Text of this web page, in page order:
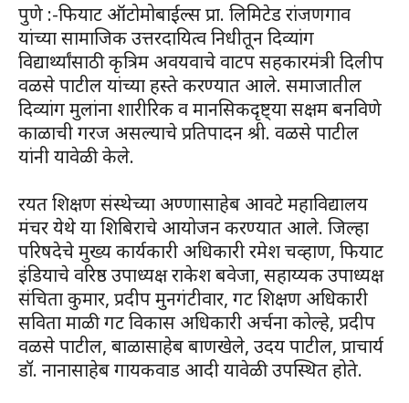
पुणे :-फियाट ऑटोमोबाईल्स प्रा. लिमिटेड रांजणगाव
यांच्या सामाजिक उत्तरदायित्व निधीतून दिव्यांग
विद्यार्थ्यांसाठी कृत्रिम अवयवाचे वाटप सहकारमंत्री दिलीप
वळसे पाटील यांच्या हस्ते करण्यात आले. समाजातील
दिव्यांग मुलांना शारीरिक व मानसिकदृष्ट्या सक्षम बनविणे
काळाची गरज असल्याचे प्रतिपादन श्री. वळसे पाटील
यांनी यावेळी केले.
रयत शिक्षण संस्थेच्या अण्णासाहेब आवटे महाविद्यालय
मंचर येथे या शिबिराचे आयोजन करण्यात आले. जिल्हा
परिषदेचे मुख्य कार्यकारी अधिकारी रमेश चव्हाण, फियाट
इंडियाचे वरिष्ठ उपाध्यक्ष राकेश बवेजा, सहाय्यक उपाध्यक्ष
संचिता कुमार, प्रदीप मुनगंटीवार, गट शिक्षण अधिकारी
सविता माळी गट विकास अधिकारी अर्चना कोल्हे, प्रदीप
वळसे पाटील, बाळासाहेब बाणखेले, उदय पाटील, प्राचार्य
डॉ. नानासाहेब गायकवाड आदी यावेळी उपस्थित होते.